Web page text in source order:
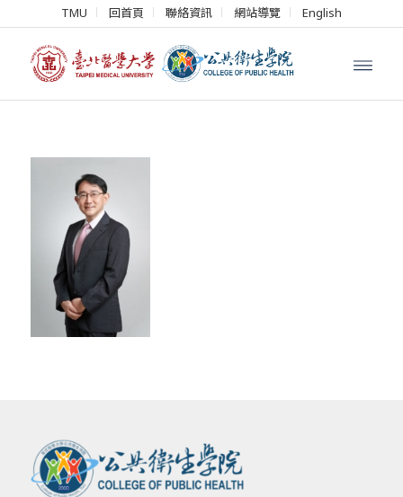
TMU 回首頁 聯絡資訊 網站導覽 English